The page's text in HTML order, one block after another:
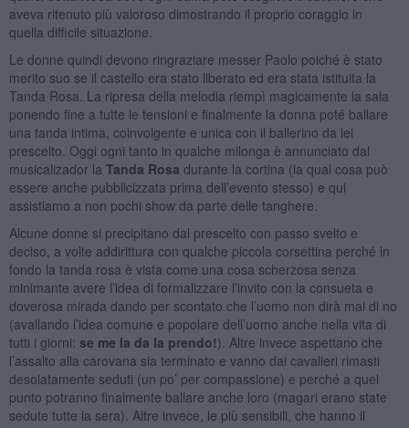
aveva ritenuto più valoroso dimostrando il proprio coraggio in
quella difficile situazione.
Le donne quindi devono ringraziare messer Paolo poiché è stato
merito suo se il castello era stato liberato ed era stata istituita la
Tanda Rosa. La ripresa della melodia riempì magicamente la sala
ponendo fine a tutte le tensioni e finalmente la donna poté ballare
una tanda intima, coinvolgente e unica con il ballerino da lei
prescelto. Oggi ogni tanto in qualche milonga è annunciato dal
musicalizador la Tanda Rosa durante la cortina (la qual cosa può
essere anche pubblicizzata prima dell’evento stesso) e qui
assistiamo a non pochi show da parte delle tanghere.
Alcune donne si precipitano dal prescelto con passo svelto e
deciso, a volte addirittura con qualche piccola corsettina perché in
fondo la tanda rosa è vista come una cosa scherzosa senza
minimante avere l’idea di formalizzare l’invito con la consueta e
doverosa mirada dando per scontato che l’uomo non dirà mai di no
(avallando l’idea comune e popolare dell’uomo anche nella vita di
tutti i giorni: se me la da la prendo!). Altre invece aspettano che
l’assalto alla carovana sia terminato e vanno dai cavalieri rimasti
desolatamente seduti (un po’ per compassione) e perché a quel
punto potranno finalmente ballare anche loro (magari erano state
sedute tutte la sera). Altre invece, le più sensibili, che hanno il